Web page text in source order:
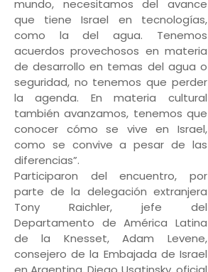
mundo, necesitamos del avance
que tiene Israel en tecnologías,
como la del agua. Tenemos
acuerdos provechosos en materia
de desarrollo en temas del agua o
seguridad, no tenemos que perder
la agenda. En materia cultural
también avanzamos, tenemos que
conocer cómo se vive en Israel,
como se convive a pesar de las
diferencias”.
Participaron del encuentro, por
parte de la delegación extranjera
Tony Raichler, jefe del
Departamento de América Latina
de la Knesset, Adam Levene,
consejero de la Embajada de Israel